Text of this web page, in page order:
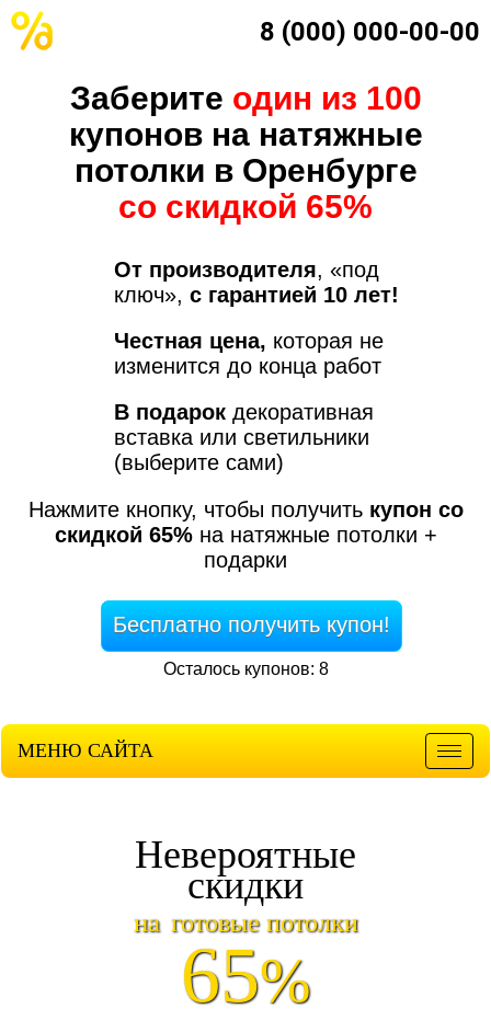
8 (000) 000-00-00
Заберите один из 100
купонов на натяжные
потолки в Оренбурге
со скидкой 65%
От производителя, «под
ключ», с гарантией 10 лет!
Честная цена, которая не
изменится до конца работ
В подарок декоративная
вставка или светильники
(выберите сами)
Нажмите кнопку, чтобы получить купон со
скидкой 65%на натяжные потолки +
подарки
Бесплатно получить купон!
Осталось купонов: 8
МЕНЮ САЙТА
Невероятные
скидки
на готовые потолки
65%